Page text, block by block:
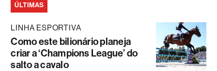
ÚLTIMAS
LINHA ESPORTIVA
Como este bilionário planeja
criar a ‘Champions League’ do
salto a cavalo